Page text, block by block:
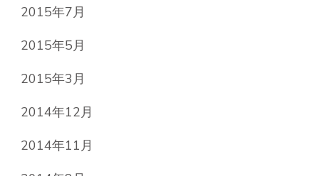
2015年7月
2015年5月
2015年3月
2014年12月
2014年11月